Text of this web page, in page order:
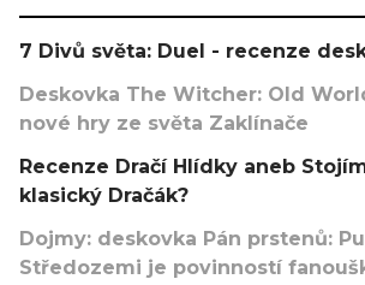
7 Divů světa: Duel - recenze
Deskovka The Witcher: Old
nové hry ze světa Zaklínače
Recenze Dračí Hlídky aneb
klasický Dračák?
Dojmy: deskovka Pán prstenů:
Středozemi je povinností